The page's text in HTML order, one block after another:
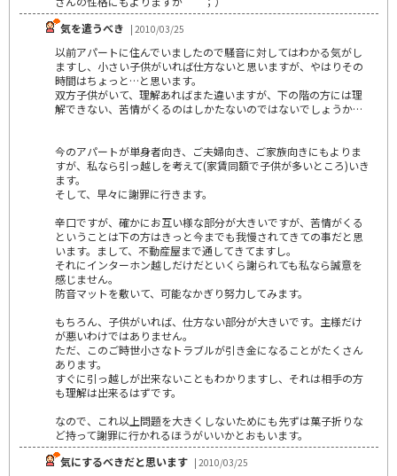
気を遣うべき | 2010/03/25
以前アパートに住んでいましたので騒音に対してはわかる気がし
ますし、小さい子供がいれば仕方ないと思いますが、やはりその
時間はちょっと…と思います。
双方子供がいて、理解あればまた違いますが、下の階の方には理
解できない、苦情がくるのはしかたないのではないでしょうか…
今のアパートが単身者向き、ご夫婦向き、ご家族向きにもよりま
すが、私なら引っ越しを考えて(家賃同額で子供が多いところ)いき
ます。
そして、早々に謝罪に行きます。
辛口ですが、確かにお互い様な部分が大きいですが、苦情がくる
ということは下の方はきっと今までも我慢されてきての事だと思
います。まして、不動産屋まで通してきてますし。
それにインターホン越しだけだといくら謝られても私なら誠意を
感じません。
防音マットを敷いて、可能なかぎり努力してみます。
もちろん、子供がいれば、仕方ない部分が大きいです。主様だけ
が悪いわけではありません。
ただ、このご時世小さなトラブルが引き金になることがたくさん
あります。
すぐに引っ越しが出来ないこともわかりますし、それは相手の方
も理解は出来るはずです。
なので、これ以上問題を大きくしないためにも先ずは菓子折りな
ど持って謝罪に行かれるほうがいいかとおもいます。
気にするべきだと思います | 2010/03/25